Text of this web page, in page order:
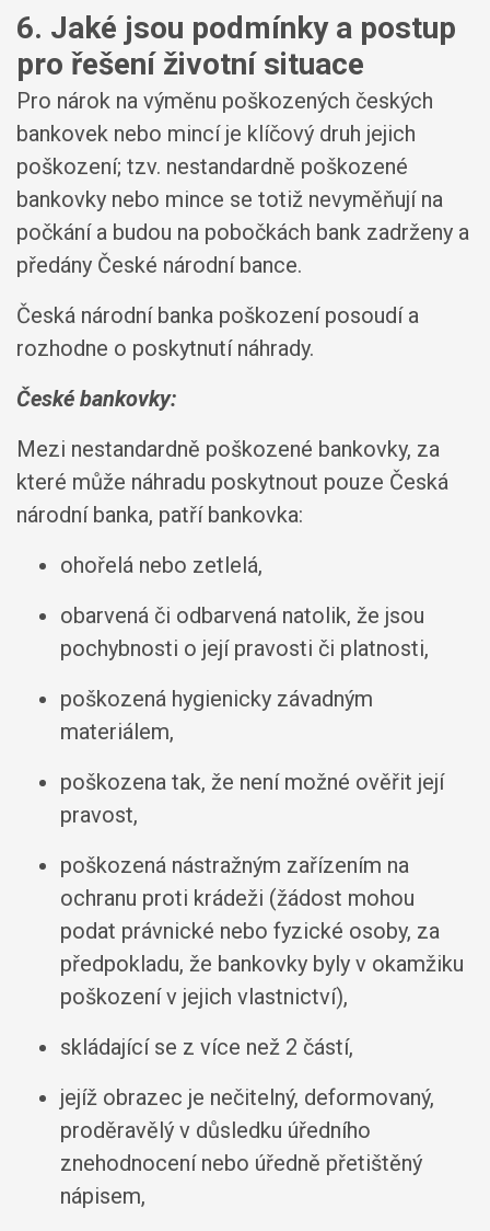
6. Jaké jsou podmínky a postup
pro řešení životní situace
Pro nárok na výměnu poškozených českých
bankovek nebo mincí je klíčový druh jejich
poškození; tzv. nestandardně poškozené
bankovky nebo mince se totiž nevyměňují na
počkání a budou na pobočkách bank zadrženy a
předány České národní bance.
Česká národní banka poškození posoudí a
rozhodne o poskytnutí náhrady.
České bankovky:
Mezi nestandardně poškozené bankovky, za
které může náhradu poskytnout pouze Česká
národní banka, patří bankovka:
ohořelá nebo zetlelá,
obarvená či odbarvená natolik, že jsou
pochybnosti o její pravosti či platnosti,
poškozená hygienicky závadným
materiálem,
poškozena tak, že není možné ověřit její
pravost,
poškozená nástražným zařízením na
ochranu proti krádeži (žádost mohou
podat právnické nebo fyzické osoby, za
předpokladu, že bankovky byly v okamžiku
poškození v jejich vlastnictví),
skládající se z více než 2 částí,
jejíž obrazec je nečitelný, deformovaný,
proděravělý v důsledku úředního
znehodnocení nebo úředně přetištěný
nápisem,